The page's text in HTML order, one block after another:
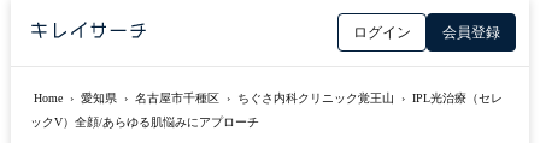
ログイン 会員登録
Home › 愛知県 › 名古屋市千種区 › ちぐさ内科クリニック覚王山 › IPL光治療（セレ
ックV）全顔/あらゆる肌悩みにアプローチ